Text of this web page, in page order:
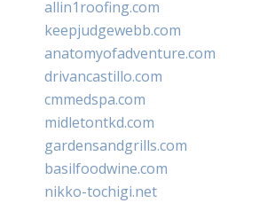
allin1roofing.com
keepjudgewebb.com
anatomyofadventure.com
drivancastillo.com
cmmedspa.com
midletontkd.com
gardensandgrills.com
basilfoodwine.com
nikko-tochigi.net